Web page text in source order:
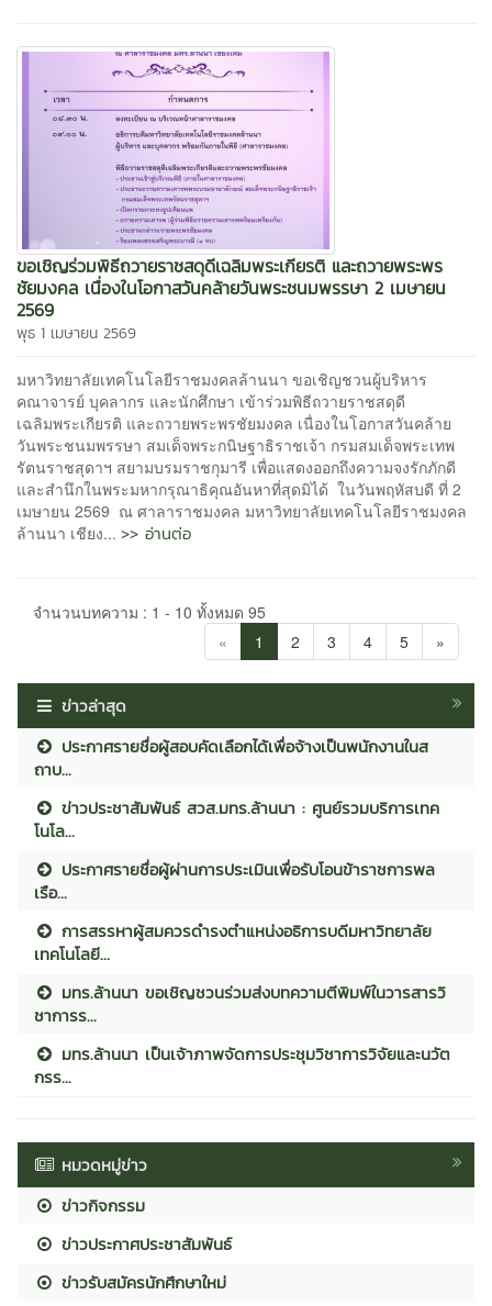
ขอเชิญร่วมพิธีถวายราชสดุดีเฉลิมพระเกียรติ และถวายพระพร
ชัยมงคล เนื่องในโอกาสวันคล้ายวันพระชนมพรรษา 2 เมษายน
2569
พุธ 1 เมษายน 2569
มหาวิทยาลัยเทคโนโลยีราชมงคลล้านนา ขอเชิญชวนผู้บริหาร
คณาจารย์ บุคลากร และนักศึกษา เข้าร่วมพิธีถวายราชสดุดี
เฉลิมพระเกียรติ และถวายพระพรชัยมงคล เนื่องในโอกาสวันคล้าย
วันพระชนมพรรษา สมเด็จพระกนิษฐาธิราชเจ้า กรมสมเด็จพระเทพ
รัตนราชสุดาฯ สยามบรมราชกุมารี เพื่อแสดงออกถึงความจงรักภักดี
และสำนึกในพระมหากรุณาธิคุณอันหาที่สุดมิได้ ในวันพฤหัสบดี ที่ 2
เมษายน 2569 ณ ศาลาราชมงคล มหาวิทยาลัยเทคโนโลยีราชมงคล
ล้านนา เชียง... >> อ่านต่อ
จำนวนบทความ : 1 - 10 ทั้งหมด 95
«
1 2 3 4 5 »
ข่าวล่าสุด
ประกาศรายชื่อผู้สอบคัดเลือกได้เพื่อจ้างเป็นพนักงานในส
ถาบ...
ข่าวประชาสัมพันธ์ สวส.มทร.ล้านนา : ศูนย์รวมบริการเทค
โนโล...
ประกาศรายชื่อผู้ผ่านการประเมินเพื่อรับโอนข้าราชการพล
เรือ...
การสรรหาผู้สมควรดำรงตำแหน่งอธิการบดีมหาวิทยาลัย
เทคโนโลยี...
มทร.ล้านนา ขอเชิญชวนร่วมส่งบทความตีพิมพ์ในวารสารวิ
ชาการร...
มทร.ล้านนา เป็นเจ้าภาพจัดการประชุมวิชาการวิจัยและนวัต
กรร...
หมวดหมู่ข่าว
ข่าวกิจกรรม
ข่าวประกาศประชาสัมพันธ์
ข่าวรับสมัครนักศึกษาใหม่